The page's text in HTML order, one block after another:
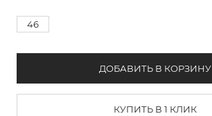
46
ДОБАВИТЬ В КОРЗИНУ
КУПИТЬ В 1 КЛИК